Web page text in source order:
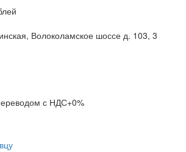
Волоколамское шоссе д. 103, 3
с НДС+0%